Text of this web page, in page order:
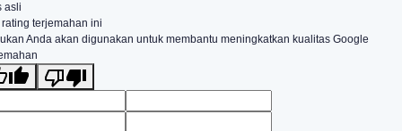
asli
terjemahan ini
Anda akan digunakan untuk membantu meningkatkan kualitas Google